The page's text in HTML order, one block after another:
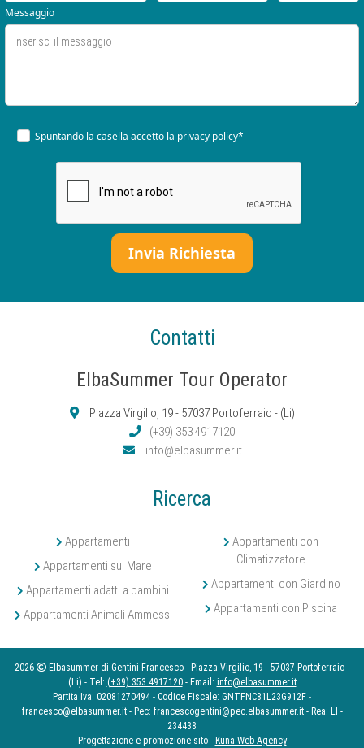
Messaggio
Spuntando la casella accetto la privacy policy*
Contatti
ElbaSummer Tour Operator
Piazza Virgilio, 19 - 57037 Portoferraio - (Li)
(+39) 353 4917120
info@elbasummer.it
Ricerca
Appartamenti
Appartamenti sul Mare
Appartamenti adatti a bambini
Appartamenti Animali Ammessi
Appartamenti con
Climatizzatore
Appartamenti con Giardino
Appartamenti con Piscina
2026
Elbasummer di Gentini Francesco - Piazza Virgilio, 19 - 57037 Portoferraio -
(Li) - Tel: (+39) 353 4917120- Email: info@elbasummer.it
Partita Iva: 02081270494 - Codice Fiscale: GNTFNC81L23G912F -
francesco@elbasummer.it - Pec: francescogentini@pec.elbasummer.it - Rea: LI -
234438
Progettazione e promozione sito - Kuna Web Agency